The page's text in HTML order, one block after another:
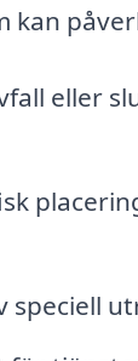
kan
eller
speciell